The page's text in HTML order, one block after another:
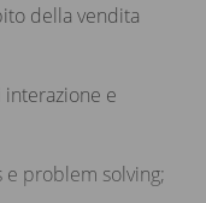
ti occuperai di
punto di
sarai
della vendita
e
problem solving;